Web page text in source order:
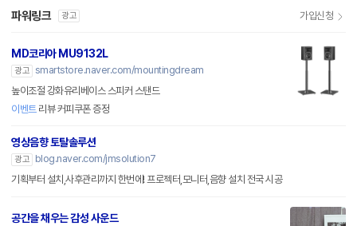
파워링크 광고 가입신청
MD코리아 MU9132L
광고 smartstore.naver.com/mountingdream
높이조절 강화유리베이스 스피커 스탠드
이벤트리뷰 커피쿠폰 증정
영상음향 토탈솔루션
광고
blog.naver.com/jmsolution7
기획부터 설치,사후관리까지 한번에! 프로젝터,모니터,음향 설치 전국 시공
공간을 채우는 감성 사운드